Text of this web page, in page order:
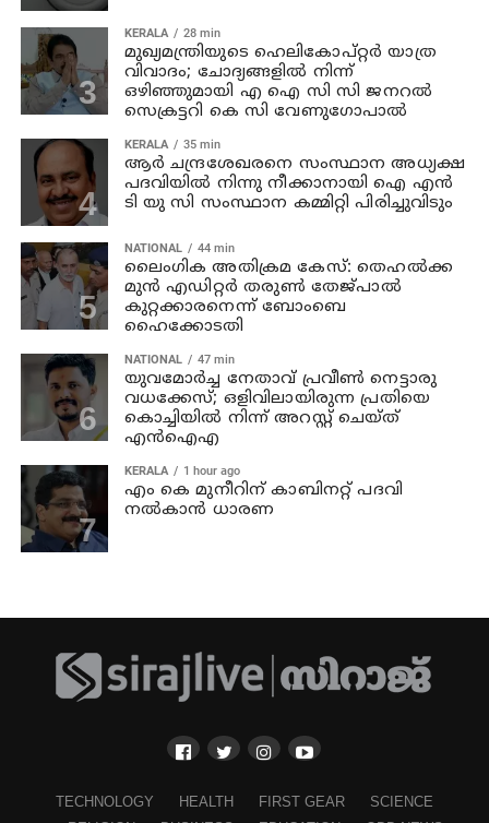
KERALA 28 min
മുഖ്യമന്ത്രിയുടെ ഹെലികോപ്റ്റർ യാത്ര
വിവാദം; ചോദ്യങ്ങളിൽ നിന്ന്
ഒഴിഞ്ഞുമായി എ ഐ സി സി ജനറൽ
സെക്രട്ടറി കെ സി വേണുഗോപാൽ
KERALA 35 min
ആര്‍ ചന്ദ്രശേഖരനെ സംസ്ഥാന അധ്യക്ഷ
പദവിയില്‍ നിന്നു നീക്കാനായി ഐ എന്‍
ടി യു സി സംസ്ഥാന കമ്മിറ്റി പിരിച്ചുവിടും
NATIONAL 44 min
ലൈംഗിക അതിക്രമ കേസ്: തെഹൽക്ക
മുൻ എഡിറ്റർ തരുൺ തേജ്പാൽ
കുറ്റക്കാരനെന്ന് ബോംബെ
ഹൈക്കോടതി
NATIONAL 47 min
യുവമോര്‍ച്ച നേതാവ് പ്രവീണ്‍ നെട്ടാരു
വധക്കേസ്; ഒളിവിലായിരുന്ന പ്രതിയെ
കൊച്ചിയില്‍ നിന്ന് അറസ്റ്റ് ചെയ്ത്
എന്‍ഐഎ
KERALA 1 hour ago
എം കെ മുനീറിന് കാബിനറ്റ് പദവി
നല്‍കാന്‍ ധാരണ
TECHNOLOGY HEALTH FIRST GEAR
SCIENCE